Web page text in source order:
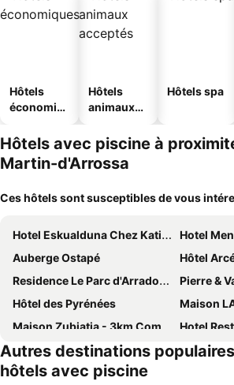
Hôtels
économiq
Hôtels
animaux
Hôtels spa
Hôtels avec piscine à
Martin-d'Arrossa
Ces hôtels sont susceptibles de vous
Hotel Eskualduna Chez Katina
Hotel
Auberge Ostapé
Hôtel
Residence Le Parc d'Arradoy - maeva Home
Pierre &
Hôtel des Pyrénées
Maison
Maison Zubiatia - 3km Compostelle
Hotel
Etxe goxoan chambres d'hôtes avec cuisine été équipée commune et jaccuzi
Hotel
Hotel Agian
Autres destinations
hôtels avec piscine